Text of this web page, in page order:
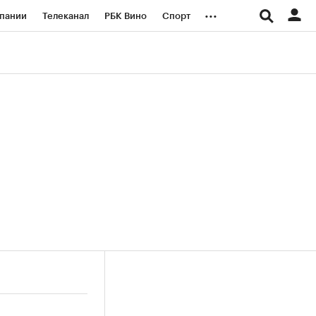
Телеканал РБК Вино Спорт ...